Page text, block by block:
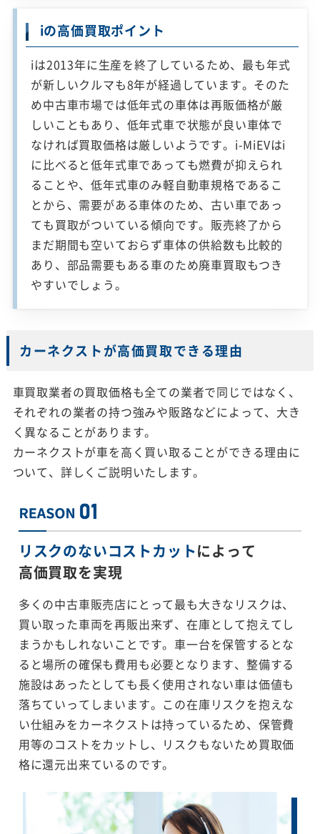
iの高価買取ポイント
iは2013年に生産を終了しているため、最も年式
が新しいクルマも8年が経過しています。そのた
め中古車市場では低年式の車体は再販価格が厳
しいこともあり、低年式車で状態が良い車体で
なければ買取価格は厳しいようです。i-MiEVはi
に比べると低年式車であっても燃費が抑えられ
ることや、低年式車のみ軽自動車規格であるこ
とから、需要がある車体のため、古い車であっ
ても買取がついている傾向です。販売終了から
まだ期間も空いておらず車体の供給数も比較的
あり、部品需要もある車のため廃車買取もつき
やすいでしょう。
カーネクストが高価買取できる理由
車買取業者の買取価格も全ての業者で同じではなく、
それぞれの業者の持つ強みや販路などによって、大き
く異なることがあります。
カーネクストが車を高く買い取ることができる理由に
ついて、詳しくご説明いたします。
リスクのないコストカットによって
高価買取を実現
多くの中古車販売店にとって最も大きなリスクは、
買い取った車両を再販出来ず、在庫として抱えてし
まうかもしれないことです。車一台を保管するとな
ると場所の確保も費用も必要となります、整備する
施設はあったとしても長く使用されない車は価値も
落ちていってしまいます。この在庫リスクを抱えな
い仕組みをカーネクストは持っているため、保管費
用等のコストをカットし、リスクもないため買取価
格に還元出来ているのです。